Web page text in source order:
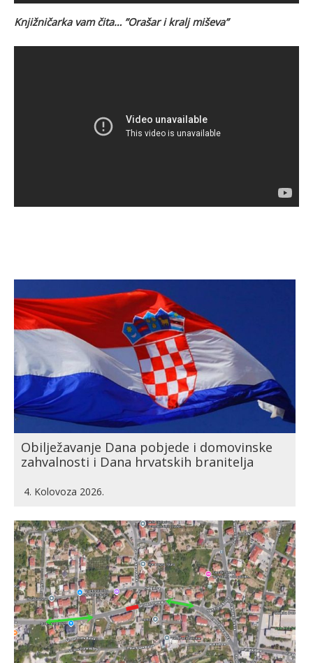
Knjižničarka vam čita… ”Orašar i kralj miševa”
Obilježavanje Dana pobjede i domovinske
zahvalnosti i Dana hrvatskih branitelja
4. Kolovoza 2026.